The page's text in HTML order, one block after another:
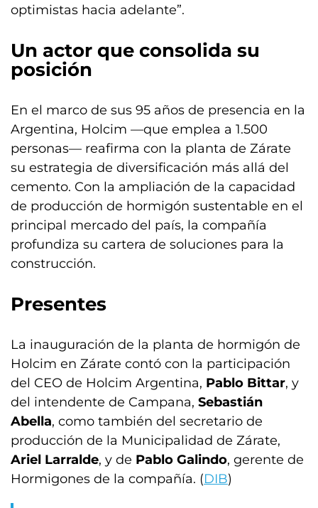
optimistas hacia adelante”.
Un actor que consolida su
posición
En el marco de sus 95 años de presencia en la
Argentina, Holcim —que emplea a 1.500
personas— reafirma con la planta de Zárate
su estrategia de diversificación más allá del
cemento. Con la ampliación de la capacidad
de producción de hormigón sustentable en el
principal mercado del país, la compañía
profundiza su cartera de soluciones para la
construcción.
Presentes
La inauguración de la planta de hormigón de
Holcim en Zárate contó con la participación
del CEO de Holcim Argentina, Pablo Bittar, y
del intendente de Campana, Sebastián
Abella, como también del secretario de
producción de la Municipalidad de Zárate,
Ariel Larralde, y de Pablo Galindo, gerente de
Hormigones de la compañía. (DIB)